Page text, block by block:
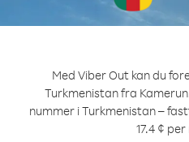
Med Viber Out kan du
Turkmenistan fra
nummer i Turkmenistan –
17.4 ¢